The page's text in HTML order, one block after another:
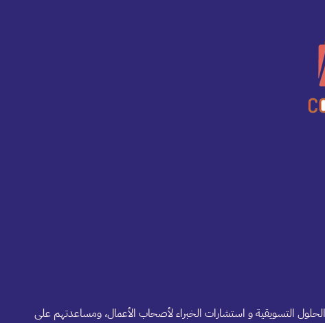
التسويقية و استشارات الخبراء لأصحاب الأعمال، ومساعدتهم على